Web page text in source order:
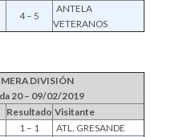
4 – 5
ANTELA
VETERANOS
DIVISIÓN
20 – 09/02/2019
Resultado Visitante
1 – 1
ATL. GRESANDE